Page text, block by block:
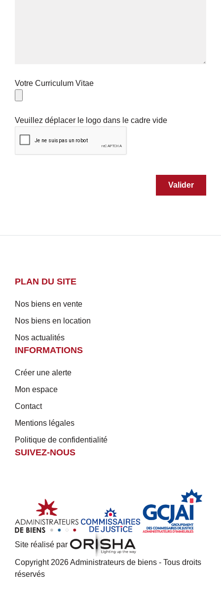
Votre Curriculum Vitae
Veuillez déplacer le logo dans le cadre vide
Valider
PLAN DU SITE
Nos biens en vente
Nos biens en location
Nos actualités
INFORMATIONS
Créer une alerte
Mon espace
Contact
Mentions légales
Politique de confidentialité
SUIVEZ-NOUS
Site réalisé par
Copyright 2026 Administrateurs de biens - Tous droits
réservés